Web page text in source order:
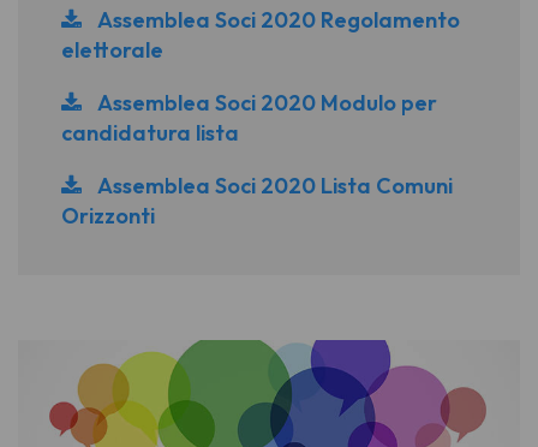
Assemblea Soci 2020 Regolamento
elettorale
Assemblea Soci 2020 Modulo per
candidatura lista
Assemblea Soci 2020 Lista Comuni
Orizzonti